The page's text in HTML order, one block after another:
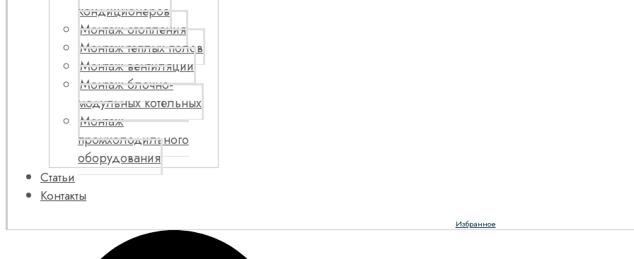
кондиционеров
Монтаж отопления
Монтаж теплых полов
Монтаж вентиляции
Монтаж блочно-
модульных котельных
Монтаж
промхолодильного
оборудования
Статьи
Контакты
Избранное